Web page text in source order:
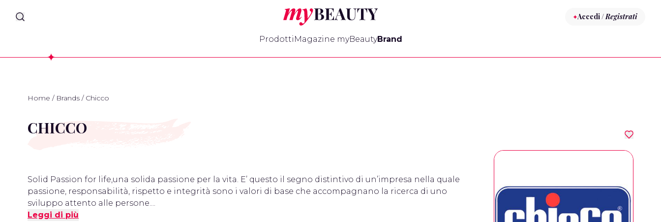
myBeauty Accedi /Registrati
Prodotti Magazine myBeautyBrand
Home / Brands / Chicco
CHICCO
Solid Passion for life,una solida passione per la vita. E’ questo il segno distintivo di un’impresa nella quale
passione, responsabilità, rispetto e integrità sono i valori di base che accompagnano la ricerca di uno
sviluppo attento alle persone....
Leggi di più